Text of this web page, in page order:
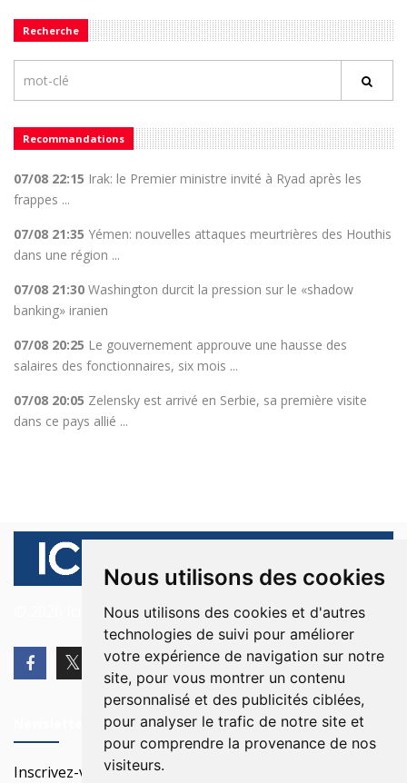
Nous utilisons des cookies
Nous utilisons des cookies et d'autres
technologies de suivi pour améliorer
votre expérience de navigation sur notre
site, pour vous montrer un contenu
personnalisé et des publicités ciblées,
pour analyser le trafic de notre site et
pour comprendre la provenance de nos
visiteurs.
Recherche
Recommandations
07/08 22:15 Irak: le Premier ministre invité à Ryad après les
frappes ...
07/08 21:35 Yémen: nouvelles attaques meurtrières des Houthis
dans une région ...
07/08 21:30 Washington durcit la pression sur le «shadow
banking» iranien
07/08 20:25 Le gouvernement approuve une hausse des
salaires des fonctionnaires, six mois ...
07/08 20:05 Zelensky est arrivé en Serbie, sa première visite
dans ce pays allié ...
© 2026 Ici Beyrouth. Tous les droits sont réservés.
Inscrivez-vous à notre Newsletter